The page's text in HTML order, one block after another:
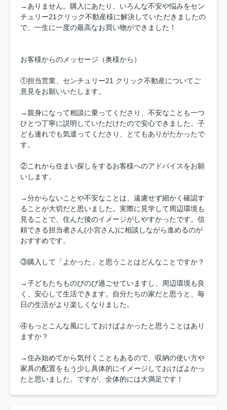
→ありません。購入にあたり、いろんな不安や悩みをセン
チュリー21クリック不動産様に解決していただきましたの
で、一生に一度の最高なお買い物ができました！
お客様からのメッセージ（奥様から）
①担当営業、センチュリー21 クリック不動産についてご
意見をお願いいたします。
→親身になって相談に乗ってくださり、不安なことも一つ
ひとつ丁寧に説明していただけたので安心できました。子
ども連れでも気遣ってくださり、とてもありがたかったで
す。
②これから住まい探しをするお客様へのアドバイスをお願
いします。
→分からないことや不安なことは、遠慮せず細かく確認す
ることが大切だと思いました。実際に見学して周辺環境も
見ることで、住んだ後のイメージがしやすかったです。信
頼できる担当者さん(小宮さん)に相談しながら進めるのが
おすすめです。
③購入して「よかった」と思うことはどんなことですか？
→子どもたちものびのび過ごせていますし、周辺環境も良
く、安心して生活できます。自分たちの家だと思うと、毎
日の生活がより楽しくなりました。
④もっとこんな風にしておけばよかったと思うことはあり
ますか？
→住み始めてから気付くこともあるので、収納の使い方や
家具の配置をもう少し具体的にイメージしておけばよかっ
たと思いました。ですが、全体的には大満足です！